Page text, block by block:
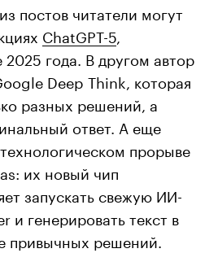
постов читатели могут
ChatGPT-5
года. В другом автор
Deep Think, которая
разных решений, а
ответ. А еще
прорыве
их новый чип
запускать свежую ИИ-
и генерировать текст в
привычных решений.